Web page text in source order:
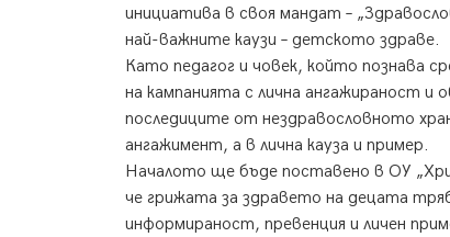
инициатива в своя мандат –
най-важните каузи – детското здраве.
Като педагог и човек, който познава
на кампанията с лична ангажираност
последиците от нездравословното
ангажимент, а в лична кауза и пример.
Началото ще бъде поставено в ОУ
че грижата за здравето на децата
информираност, превенция и личен